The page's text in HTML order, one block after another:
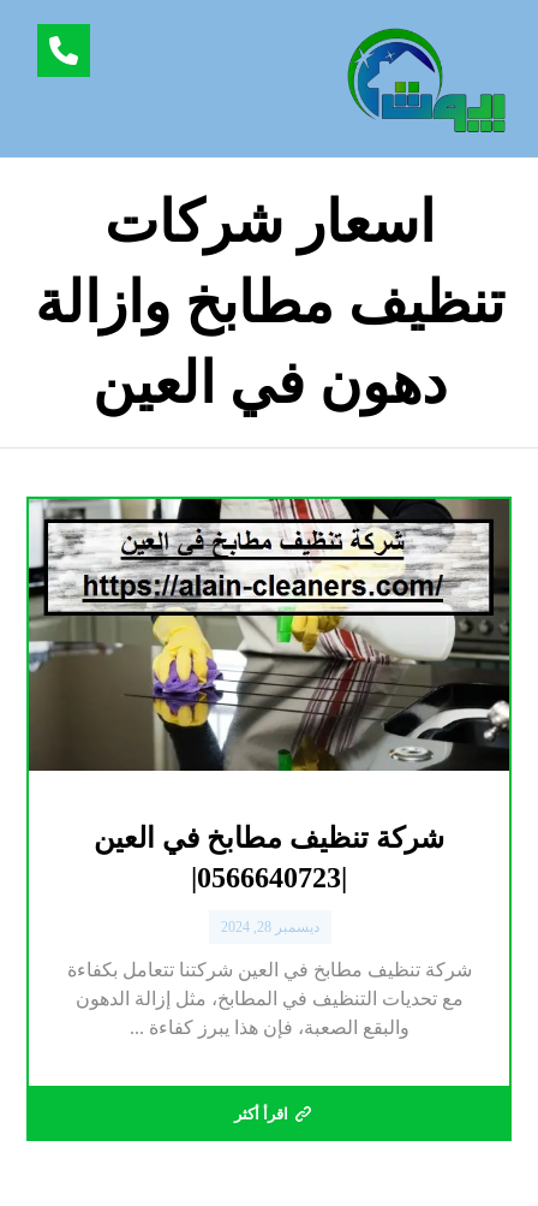
اسعار شركات
تنظيف مطابخ وازالة
دهون في العين
شركة تنظيف مطابخ في العين
ديسمبر 28, 2024
شركة تنظيف مطابخ في العين شركتنا تتعامل بكفاءة
مع تحديات التنظيف في المطابخ، مثل إزالة الدهون
والبقع الصعبة، فإن هذا يبرز كفاءة ...
اقرأ أكثر